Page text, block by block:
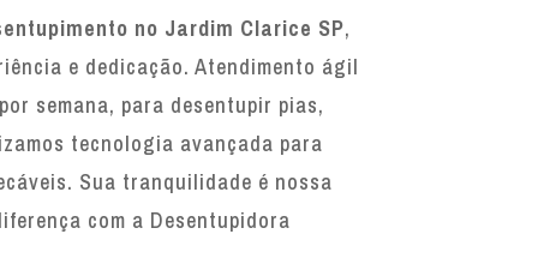
no Jardim Clarice SP,
e dedicação. Atendimento ágil
semana, para desentupir pias,
tecnologia avançada para
Sua tranquilidade é nossa
com a Desentupidora